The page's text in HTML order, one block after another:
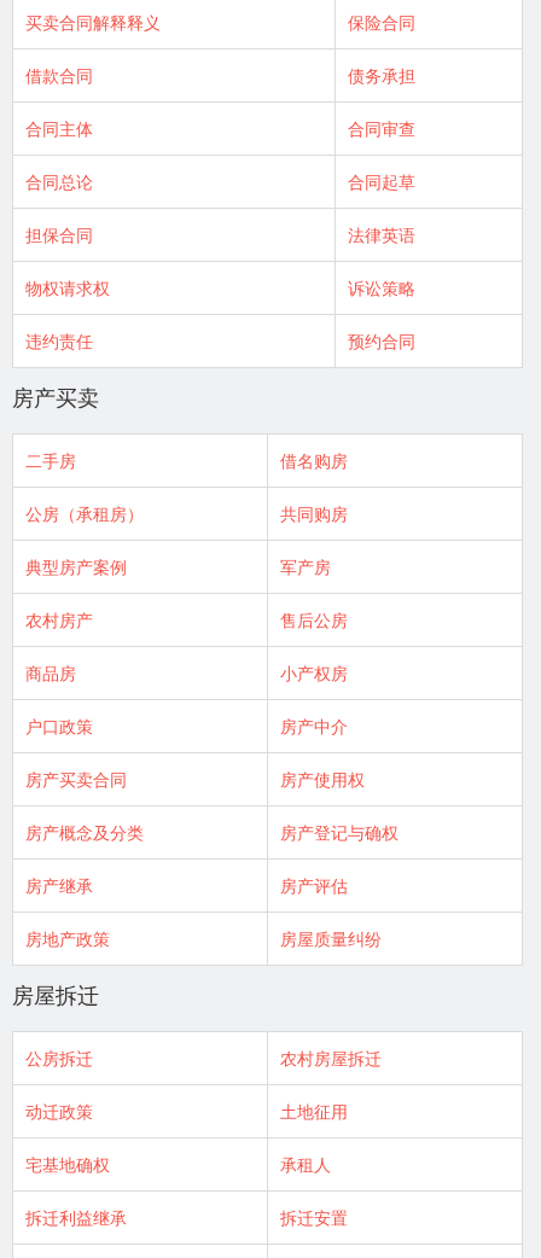
买卖合同解释释义 保险合同
借款合同 债务承担
合同主体 合同审查
合同总论 合同起草
担保合同 法律英语
物权请求权 诉讼策略
违约责任 预约合同
房产买卖
二手房 借名购房
公房（承租房） 共同购房
典型房产案例 军产房
农村房产 售后公房
商品房 小产权房
户口政策 房产中介
房产买卖合同 房产使用权
房产概念及分类 房产登记与确权
房产继承 房产评估
房地产政策 房屋质量纠纷
房屋拆迁
公房拆迁 农村房屋拆迁
动迁政策 土地征用
宅基地确权 承租人
拆迁利益继承 拆迁安置